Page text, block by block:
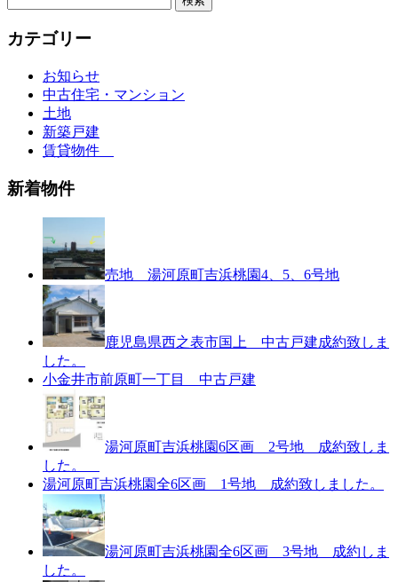
カテゴリー
お知らせ
中古住宅・マンション
土地
新築戸建
賃貸物件
新着物件
売地 湯河原町吉浜桃園4、5、6号地
鹿児島県西之表市国上 中古戸建成約致しま
した。
小金井市前原町一丁目 中古戸建
湯河原町吉浜桃園6区画 2号地 成約致しま
した。
湯河原町吉浜桃園全6区画 1号地 成約致しました。
湯河原町吉浜桃園全6区画 3号地 成約しま
した。